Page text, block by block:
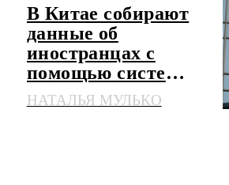
В Китае собирают
данные об
иностранцах с
помощью системы
слежения
НАТАЛЬЯ МУЛЬКО